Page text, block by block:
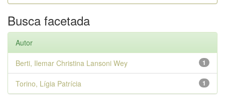
Busca facetada
Autor
1
Berti, Ilemar Christina Lansoni Wey
1
Torino, Lígia Patrícia